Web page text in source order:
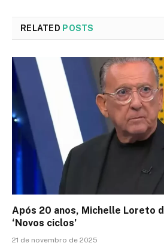
RELATED POSTS
Após 20 anos, Michelle Loreto
‘Novos ciclos’
21 de novembro de 2025